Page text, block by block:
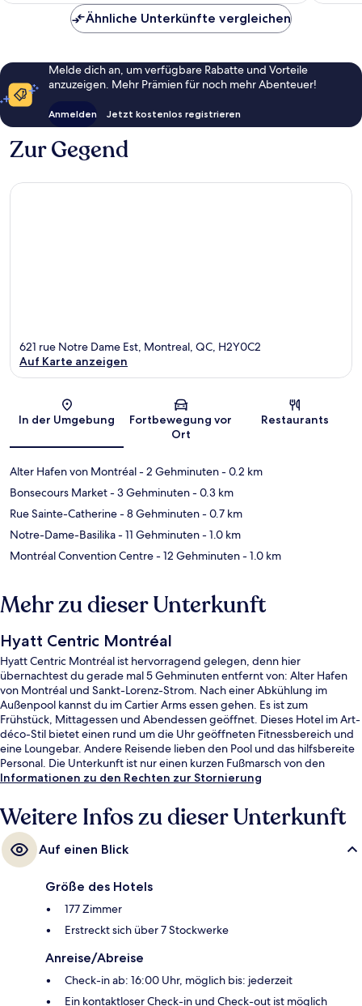
Ähnliche Unterkünfte vergleichen
Melde dich an, um verfügbare Rabatte und Vorteile
anzuzeigen. Mehr Prämien für noch mehr Abenteuer!
Anmelden Jetzt kostenlos registrieren
Zur Gegend
Karte
621 rue Notre Dame Est, Montreal, QC, H2Y0C2
Auf Karte anzeigen
In der Umgebung
Fortbewegung vor
Ort
Restaurants
Alter Hafen von Montréal- 2 Gehminuten- 0.2 km
Bonsecours Market- 3 Gehminuten- 0.3 km
Rue Sainte-Catherine- 8 Gehminuten- 0.7 km
Notre-Dame-Basilika- 11 Gehminuten- 1.0 km
Montréal Convention Centre- 12 Gehminuten- 1.0 km
Mehr zu dieser Unterkunft
Hyatt Centric Montréal
Hyatt Centric Montréal ist hervorragend gelegen, denn hier
übernachtest du gerade mal 5 Gehminuten entfernt von: Alter Hafen
von Montréal und Sankt-Lorenz-Strom. Nach einer Abkühlung im
Außenpool kannst du im Cartier Arms essen gehen. Es ist zum
Frühstück, Mittagessen und Abendessen geöffnet. Dieses Hotel im Art-
déco-Stil bietet einen rund um die Uhr geöffneten Fitnessbereich und
eine Loungebar. Andere Reisende lieben den Pool und das hilfsbereite
Personal. Die Unterkunft ist nur einen kurzen Fußmarsch von den
öffentlichen Verkehrsmitteln entfernt: Zur U-Bahn läuft man 7 Minuten
Informationen zu den Rechten zur Stornierung
Weitere Infos zu dieser Unterkunft
Auf einen Blick
Größe des Hotels
177 Zimmer
Erstreckt sich über 7 Stockwerke
Anreise/Abreise
Check-in ab: 16:00 Uhr, möglich bis: jederzeit
Ein kontaktloser Check-in und Check-out ist möglich